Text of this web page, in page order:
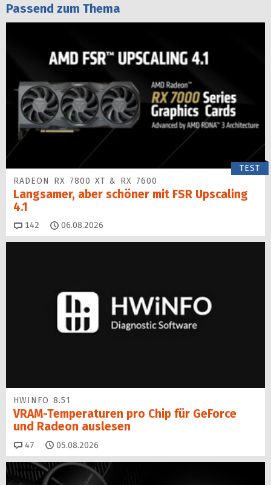
Passend zum Thema
TEST
RADEON RX 7800 XT & RX 7600
Langsamer, aber schöner mit FSR Upscaling
4.1
142 Kommentare
06.08.2026
HWINFO 8.51
VRAM-Temperaturen pro Chip für GeForce
und Radeon auslesen
47 Kommentare
05.08.2026